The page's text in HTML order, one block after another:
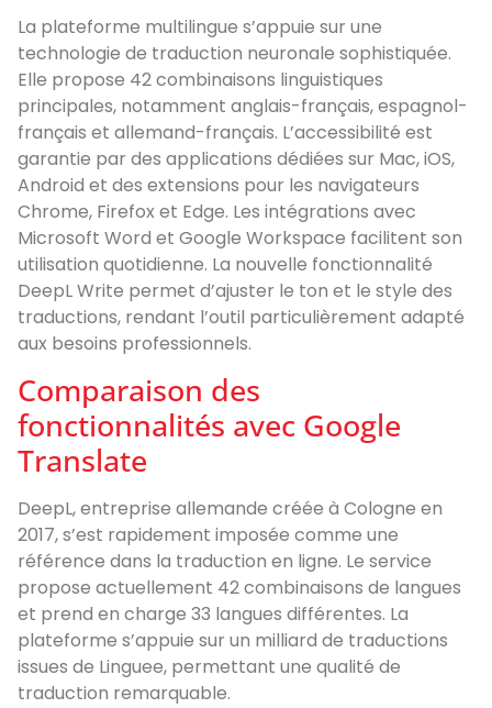
La plateforme multilingue s’appuie sur une
technologie de traduction neuronale sophistiquée.
Elle propose 42 combinaisons linguistiques
principales, notamment anglais-français, espagnol-
français et allemand-français. L’accessibilité est
garantie par des applications dédiées sur Mac, iOS,
Android et des extensions pour les navigateurs
Chrome, Firefox et Edge. Les intégrations avec
Microsoft Word et Google Workspace facilitent son
utilisation quotidienne. La nouvelle fonctionnalité
DeepL Write permet d’ajuster le ton et le style des
traductions, rendant l’outil particulièrement adapté
aux besoins professionnels.
Comparaison des
fonctionnalités avec Google
Translate
DeepL, entreprise allemande créée à Cologne en
2017, s’est rapidement imposée comme une
référence dans la traduction en ligne. Le service
propose actuellement 42 combinaisons de langues
et prend en charge 33 langues différentes. La
plateforme s’appuie sur un milliard de traductions
issues de Linguee, permettant une qualité de
traduction remarquable.